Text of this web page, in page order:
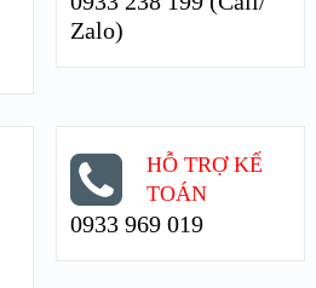
Zalo)
HỖ TRỢ KẾ
TOÁN
0933 969 019